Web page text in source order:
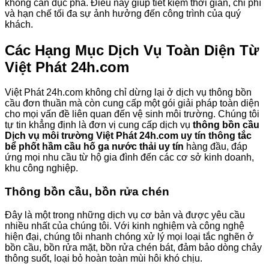
không cần đục phá. Điều này giúp tiết kiệm thời gian, chi phí
và hạn chế tối đa sự ảnh hưởng đến công trình của quý
khách.
Các Hạng Mục Dịch Vụ Toàn Diện Từ
Việt Phát 24h.com
Việt Phát 24h.com không chỉ dừng lại ở dịch vụ thông bồn
cầu đơn thuần mà còn cung cấp một gói giải pháp toàn diện
cho mọi vấn đề liên quan đến vệ sinh môi trường. Chúng tôi
tự tin khẳng định là đơn vị cung cấp dịch vụ thông bồn cầu
Dịch vụ môi trường Việt Phát 24h.com uy tín thông tắc
bể phốt hầm cầu hố ga nước thải uy tín hàng đầu, đáp
ứng mọi nhu cầu từ hộ gia đình đến các cơ sở kinh doanh,
khu công nghiệp.
Thông bồn cầu, bồn rửa chén
Đây là một trong những dịch vụ cơ bản và được yêu cầu
nhiều nhất của chúng tôi. Với kinh nghiệm và công nghệ
hiện đại, chúng tôi nhanh chóng xử lý mọi loại tắc nghẽn ở
bồn cầu, bồn rửa mặt, bồn rửa chén bát, đảm bảo dòng chảy
thông suốt, loại bỏ hoàn toàn mùi hôi khó chịu.